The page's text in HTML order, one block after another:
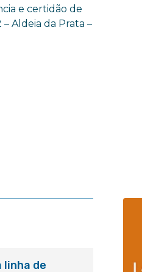
e certidão de
Aldeia da Prata –
linha de